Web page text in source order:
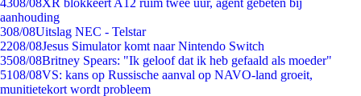
4308/08XR blokkeert A12 ruim twee uur, agent gebeten bij
aanhouding
308/08Uitslag NEC - Telstar
2208/08Jesus Simulator komt naar Nintendo Switch
3508/08Britney Spears: "Ik geloof dat ik heb gefaald als moeder"
5108/08VS: kans op Russische aanval op NAVO-land groeit,
munitietekort wordt probleem